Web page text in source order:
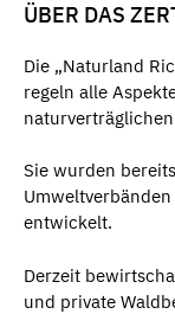
ÜBER DAS
Die „Naturland
regeln alle
Sie wurden
Umweltverbänden
entwickelt.
Derzeit
und private